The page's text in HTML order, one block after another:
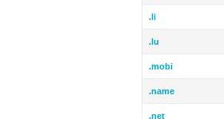
.li
.lu
.mobi
.name
.net